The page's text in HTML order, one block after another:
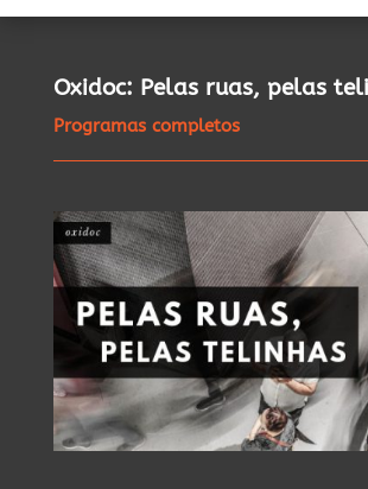
Oxidoc: Pelas ruas, pelas
Programas completos